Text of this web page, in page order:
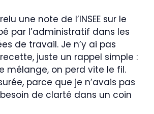
une note de l’INSEE sur le
par l’administratif dans les
de travail. Je n’y ai pas
juste un rappel simple :
mélange, on perd vite le fil.
parce que je n’avais pas
de clarté dans un coin